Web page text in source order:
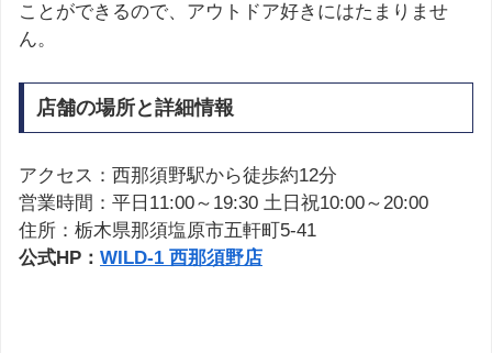
ことができるので、アウトドア好きにはたまりませ
ん。
店舗の場所と詳細情報
アクセス：西那須野駅から徒歩約12分
営業時間：平日11:00～19:30 土日祝10:00～20:00
住所：栃木県那須塩原市五軒町5-41
公式HP： WILD-1 西那須野店